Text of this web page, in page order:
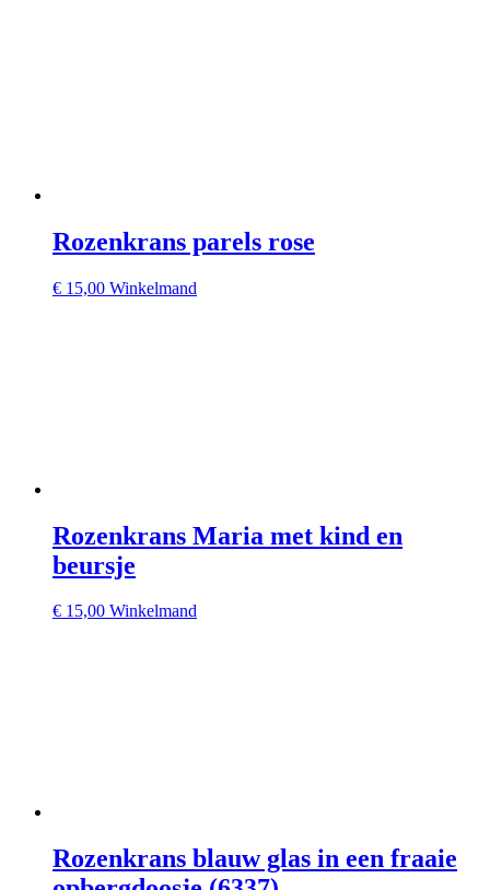
Rozenkrans parels rose
€ 15,00 Winkelmand
Rozenkrans Maria met kind en
beursje
€ 15,00 Winkelmand
Rozenkrans blauw glas in een fraaie